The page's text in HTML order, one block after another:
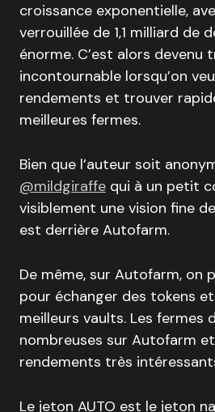
croissance exponentielle,
verrouillée de 1,1 milliard de
énorme. C’est alors devenu
incontournable lorsqu’on
rendements et trouver
meilleures fermes.
Bien que l’auteur soit
@mildgiraffe qui à un petit
visiblement une vision fine
est derrière Autofarm.
De même, sur Autofarm, on
pour échanger des tokens
meilleurs vaults. Les fermes
nombreuses sur Autofarm
rendements très
Le jeton AUTO est le jeton